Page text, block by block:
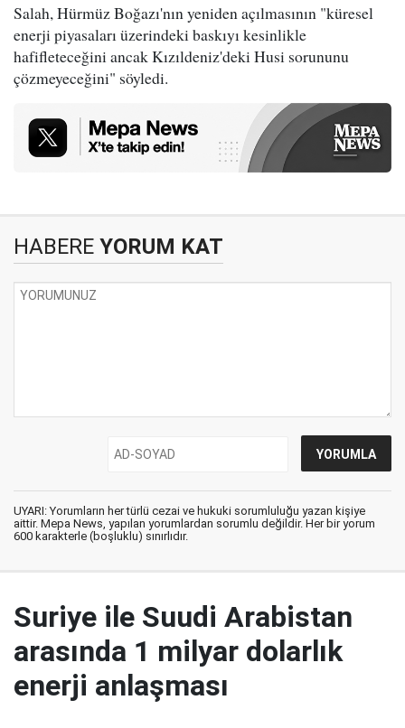
Salah, Hürmüz Boğazı'nın yeniden açılmasının "küresel
enerji piyasaları üzerindeki baskıyı kesinlikle
hafifleteceğini ancak Kızıldeniz'deki Husi sorununu
çözmeyeceğini" söyledi.
HABERE YORUM KAT
UYARI: Yorumların her türlü cezai ve hukuki sorumluluğu yazan kişiye
aittir. Mepa News, yapılan yorumlardan sorumlu değildir. Her bir yorum
600 karakterle (boşluklu) sınırlıdır.
Suriye ile Suudi Arabistan
arasında 1 milyar dolarlık
enerji anlaşması